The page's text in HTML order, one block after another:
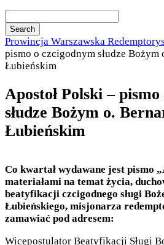
Prowincja Warszawska
pismo o czcigodnym słudze Bożym
Łubieńskim
Apostoł Polski –
słudze Bożym o.
Łubieńskim
Co kwartał wydawane jest pismo
materiałami na temat życia,
beatyfikacji czcigodnego sługi
Łubieńskiego, misjonarza
zamawiać pod adresem:
Wicepostulator Beatyfikacji Sługi